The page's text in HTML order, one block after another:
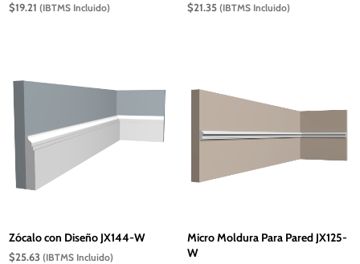
$19.21 (IBTMS Incluido) $21.35 (IBTMS Incluido)
Zócalo con Diseño JX144-W
$25.63 (IBTMS Incluido)
Micro Moldura Para Pared JX125-
W